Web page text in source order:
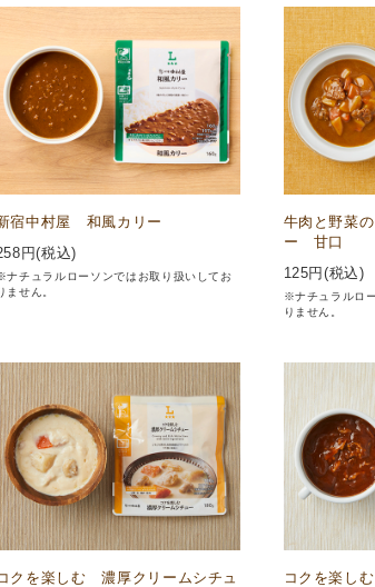
宿中村屋 和風カリー
円(税込)
ナチュラルローソンではお取り扱いしてお
ません。
牛肉と野菜
ー 甘口
125円(税込)
※ナチュラルロ
りません。
クを楽しむ 濃厚クリームシチュ
コクを楽し